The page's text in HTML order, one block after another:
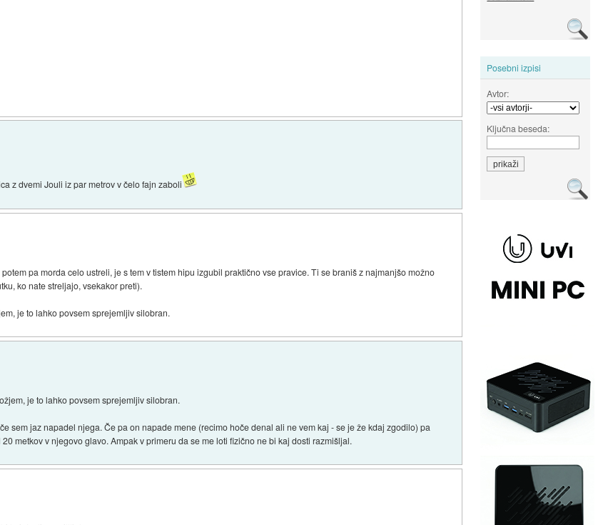
Posebni izpisi
Avtor:
Ključna beseda:
z dvemi Jouli iz par metrov v čelo fajn zaboli
pa morda celo ustreli, je s tem v tistem hipu izgubil praktično vse pravice. Ti se braniš z najmanjšo možno
ko nate streljajo, vsekakor preti).
je to lahko povsem sprejemljiv silobran.
je to lahko povsem sprejemljiv silobran.
sem jaz napadel njega. Če pa on napade mene (recimo hoče denal ali ne vem kaj - se je že kdaj zgodilo) pa
metkov v njegovo glavo. Ampak v primeru da se me loti fizično ne bi kaj dosti razmišljal.